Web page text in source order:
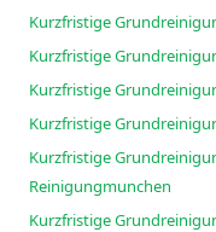
Kurzfristige
Kurzfristige
Kurzfristige
Kurzfristige
Kurzfristige
Reinigungmunchen
Kurzfristige